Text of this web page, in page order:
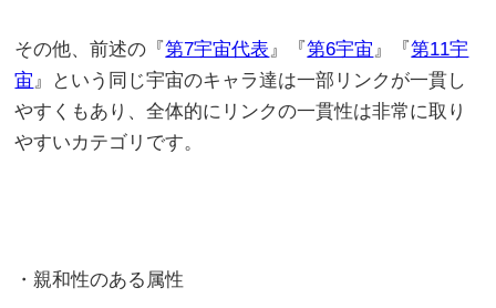
その他、前述の『第7宇宙代表 』『第6宇宙 』『第11宇
宙 』という同じ宇宙のキャラ達は一部リンクが一貫し
やすくもあり、全体的にリンクの一貫性は非常に取り
やすいカテゴリです。
・親和性のある属性